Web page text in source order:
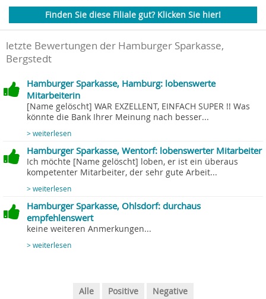
Finden Sie diese Filiale gut? Klicken Sie hier!
letzte Bewertungen der Hamburger Sparkasse,
Bergstedt
Hamburger Sparkasse, Hamburg: lobenswerte
Mitarbeiterin
[Name gelöscht] WAR EXZELLENT, EINFACH SUPER !! Was
könnte die Bank Ihrer Meinung nach besser...
> weiterlesen
Hamburger Sparkasse, Wentorf: lobenswerter Mitarbeiter
Ich möchte [Name gelöscht] loben, er ist ein überaus
kompetenter Mitarbeiter, der sehr gute Arbeit...
> weiterlesen
Hamburger Sparkasse, Ohlsdorf: durchaus
empfehlenswert
keine weiteren Anmerkungen...
> weiterlesen
Alle Positive Negative